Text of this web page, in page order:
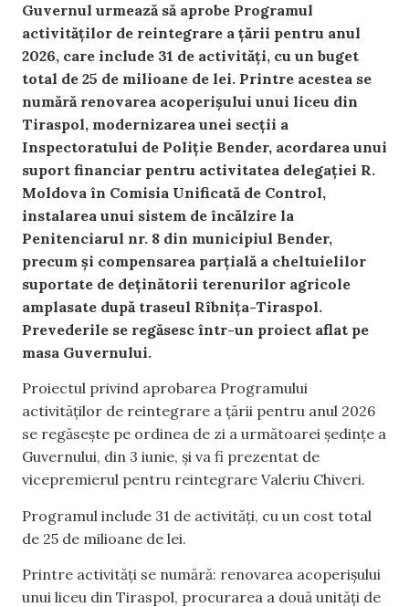
Guvernul urmează să aprobe Programul
activităților de reintegrare a țării pentru anul
2026, care include 31 de activități, cu un buget
total de 25 de milioane de lei. Printre acestea se
numără renovarea acoperișului unui liceu din
Tiraspol, modernizarea unei secții a
Inspectoratului de Poliție Bender, acordarea unui
suport financiar pentru activitatea delegației R.
Moldova în Comisia Unificată de Control,
instalarea unui sistem de încălzire la
Penitenciarul nr. 8 din municipiul Bender,
precum și compensarea parțială a cheltuielilor
suportate de deținătorii terenurilor agricole
amplasate după traseul Rîbnița-Tiraspol.
Prevederile se regăsesc într-un proiect aflat pe
masa Guvernului.
Proiectul privind aprobarea Programului
activităților de reintegrare a țării pentru anul 2026
se regăsește pe ordinea de zi a următoarei ședințe a
Guvernului, din 3 iunie, și va fi prezentat de
vicepremierul pentru reintegrare Valeriu Chiveri.
Programul include 31 de activități, cu un cost total
de 25 de milioane de lei.
Printre activități se numără: renovarea acoperișului
unui liceu din Tiraspol, procurarea a două unități de